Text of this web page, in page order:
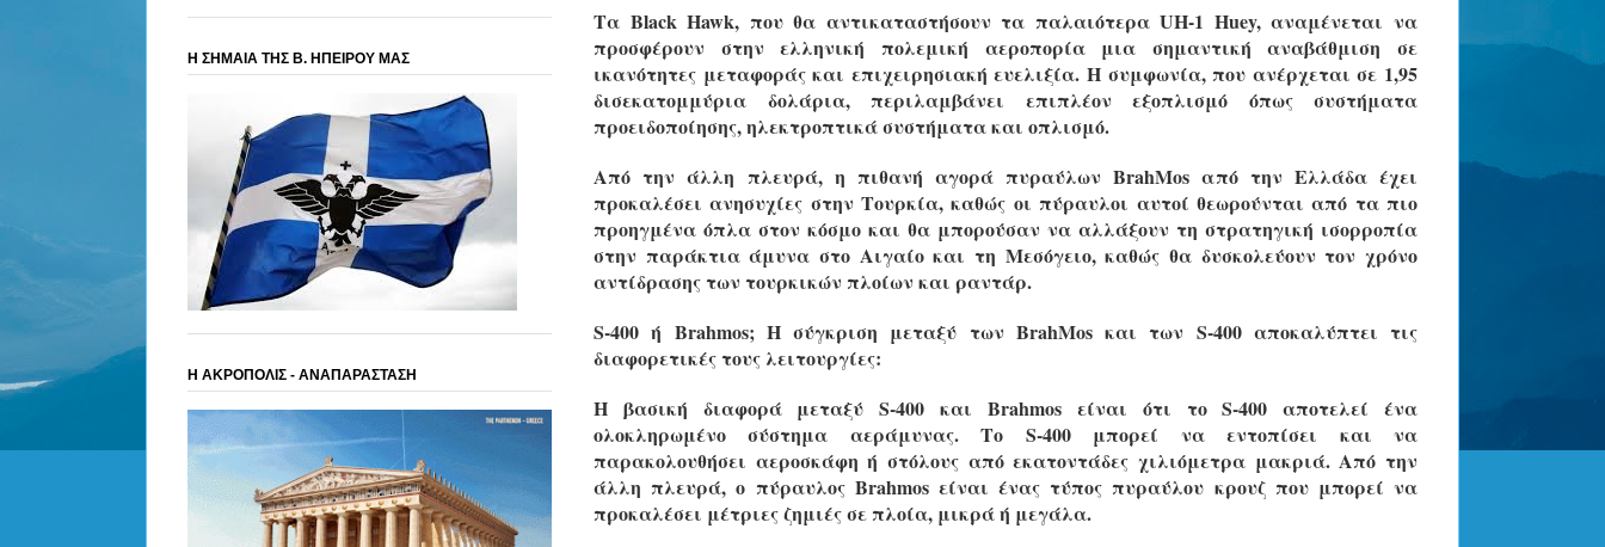
Τα Black Hawk, που θα αντικαταστήσουν τα παλαιότερα UH-1 Huey, αναμένεται να
προσφέρουν στην ελληνική πολεμική αεροπορία μια σημαντική αναβάθμιση σε
ικανότητες μεταφοράς και επιχειρησιακή ευελιξία. Η συμφωνία, που ανέρχεται σε 1,95
δισεκατομμύρια δολάρια, περιλαμβάνει επιπλέον εξοπλισμό όπως συστήματα
προειδοποίησης, ηλεκτροπτικά συστήματα και οπλισμό.
Από την άλλη πλευρά, η πιθανή αγορά πυραύλων BrahMos από την Ελλάδα έχει
προκαλέσει ανησυχίες στην Τουρκία, καθώς οι πύραυλοι αυτοί θεωρούνται από τα πιο
προηγμένα όπλα στον κόσμο και θα μπορούσαν να αλλάξουν τη στρατηγική ισορροπία
στην παράκτια άμυνα στο Αιγαίο και τη Μεσόγειο, καθώς θα δυσκολεύουν τον χρόνο
αντίδρασης των τουρκικών πλοίων και ραντάρ.
S-400 ή Brahmos; Η σύγκριση μεταξύ των BrahMos και των S-400 αποκαλύπτει τις
διαφορετικές τους λειτουργίες:
Η βασική διαφορά μεταξύ S-400 και Brahmos είναι ότι το S-400 αποτελεί ένα
ολοκληρωμένο σύστημα αεράμυνας. Το S-400 μπορεί να εντοπίσει και να
παρακολουθήσει αεροσκάφη ή στόλους από εκατοντάδες χιλιόμετρα μακριά. Από την
άλλη πλευρά, ο πύραυλος Brahmos είναι ένας τύπος πυραύλου κρουζ που μπορεί να
προκαλέσει μέτριες ζημιές σε πλοία, μικρά ή μεγάλα.
Η ΣΗΜΑΙΑ ΤΗΣ Β. ΗΠΕΙΡΟΥ ΜΑΣ
Η ΑΚΡΟΠΟΛΙΣ - ΑΝΑΠΑΡΑΣΤΑΣΗ